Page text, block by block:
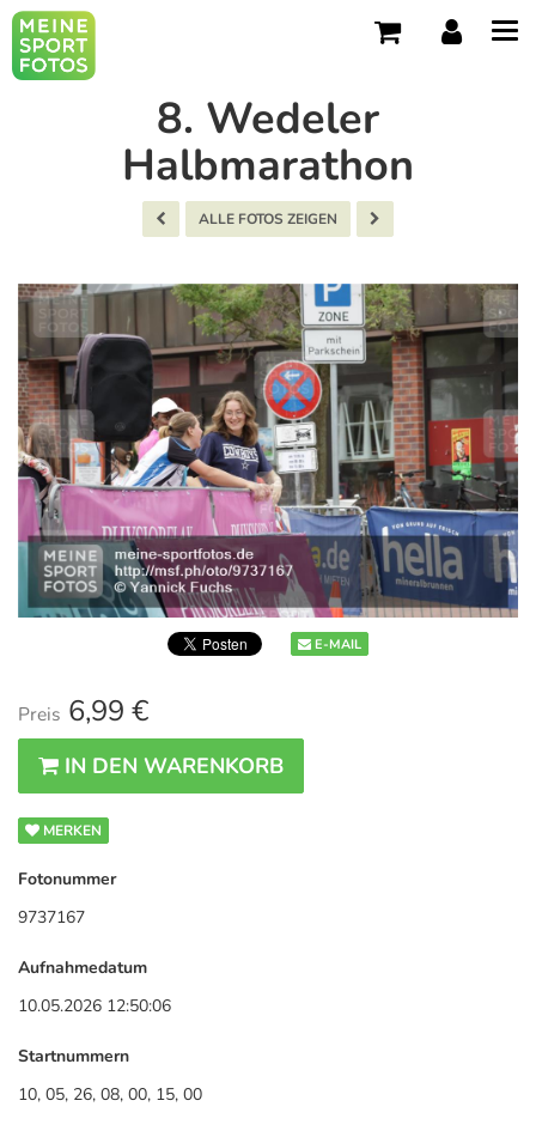
8. Wedeler
Halbmarathon
ALLE FOTOS ZEIGEN
E-MAIL
Preis 6,99 €
IN DEN WARENKORB
MERKEN
Fotonummer
9737167
Aufnahmedatum
10.05.2026 12:50:06
Startnummern
10, 05, 26, 08, 00, 15, 00